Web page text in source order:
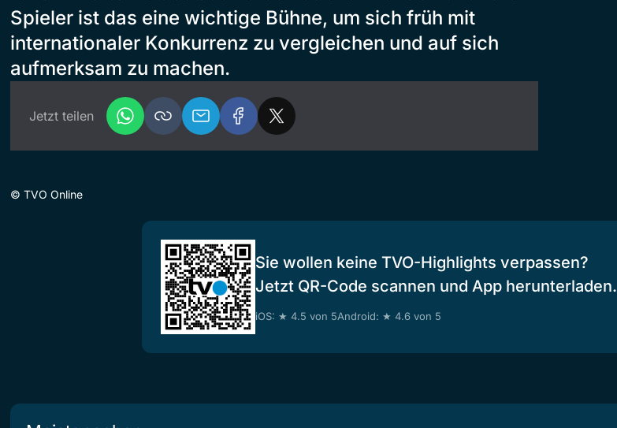
Spieler ist das eine wichtige Bühne, um sich früh mit
internationaler Konkurrenz zu vergleichen und auf sich
aufmerksam zu machen.
Jetzt teilen
© TVO Online
Sie wollen keine TVO-Highlights verpassen?
Jetzt QR-Code scannen und App herunterladen.
iOS: ★ 4.5 von 5Android: ★ 4.6 von 5